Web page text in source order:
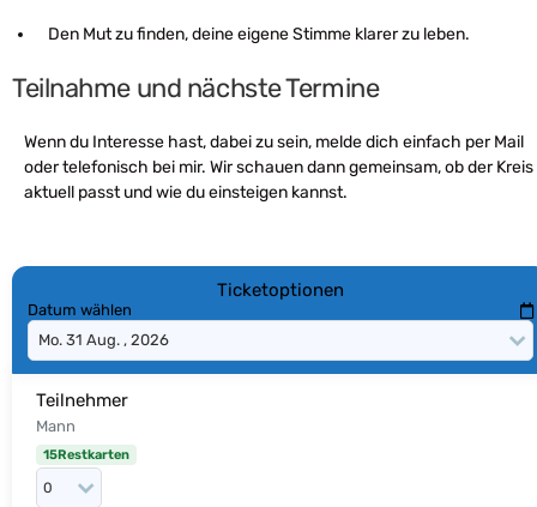
Den Mut zu finden, deine eigene Stimme klarer zu leben.
Teilnahme und nächste Termine
Wenn du Interesse hast, dabei zu sein, melde dich einfach per Mail
oder telefonisch bei mir. Wir schauen dann gemeinsam, ob der Kreis
aktuell passt und wie du einsteigen kannst.
Ticketoptionen
Datum wählen
Teilnehmer
Mann
15Restkarten